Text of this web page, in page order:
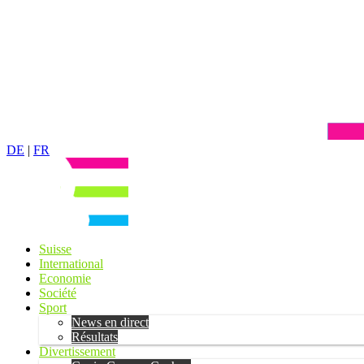
DE | FR
Suisse
International
Economie
Société
Sport
News en direct
Résultats
Divertissement